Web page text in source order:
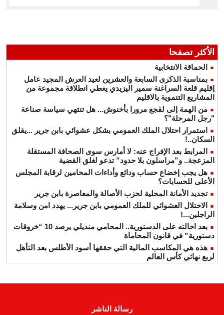
الأكثر تصفحا
الحماقة الانتخابية
بمناسبة الذكرى السابعة والعشرين لعيد العرش المجيد عامل
إقليم قلعة السراغنة سمير اليزيدي يعطي انطلاقة مجموعة من
المشاريع التنموية بالاقليم
من الهمة إلى لقجع مرورا بأخنوش... هل تنتهي سياسة صناعة
"رجل المرحلة"؟
استمرار احتلال الملك العمومي بشكل عشوائي بابن جرير ...يقلق
السكان..!
المرابط بعد الإفراج عنه: لا أمارس سوى الصحافة المستقلة
المزعجة.. و”مراسلون بلا حدود” تدعو لغلق القضية
هل يجب إخضاع حساب ودائع وأداءات المحامين لرقابة المجلس
الأعلى للحسابات؟
تجديد الأمانة المحلية لحزب الأصالة والمعاصرة بابن جرير
الاحتلال العشوائي للملك العمومي بابن جرير... يهدد امن وسلامة
الراجلين...!
بعد احالته على الدستورية.. المحامي منديلي يرصد 10 “خروقات
دستورية” في قانون المحاماة
هذه هي المكاسب المالية التي حققها أسود الأطلس بعد التأهل
لربع نهائي كأس العالم
رسالة الناشر